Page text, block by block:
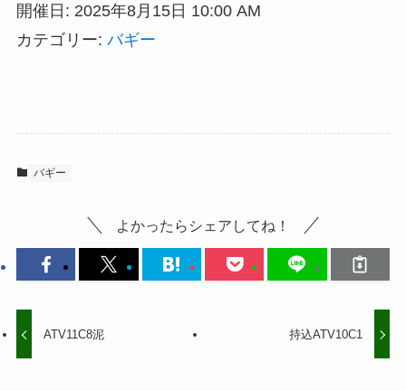
開催日: 2025年8月15日 10:00 AM
カテゴリー: バギー
バギー
よかったらシェアしてね！
ATV11C8泥 持込ATV10C1